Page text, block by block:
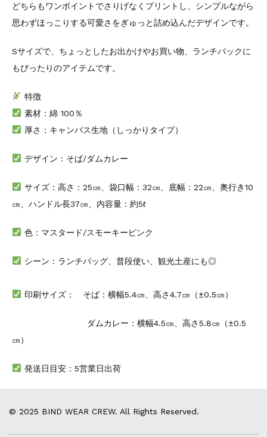
どちらもワンポイントでさりげなくプリントし、シンプルながら
思わずほっこりする可愛さをぎゅっと詰め込んだデザインです。
Sサイズで、ちょっとしたお出かけやお買い物、ランチパックに
もぴったりのアイテムです。
特徴
素材：綿 100％
厚さ：キャンバス生地（しっかりタイプ）
デザイン：そば/ダムカレー
サイズ：高さ：25㎝、袋口幅：32㎝、底幅：22㎝、奥行き10
㎝、ハンドル長37㎝、内容量：約5ℓ
色：マスタード/スモーキーピンク
シーン：ランチバッグ、普段使い、観光土産にも◎
印刷サイズ： そば：横幅5.4㎝、高さ4.7㎝（±0.5㎝）
ダムカレー：横幅4.5㎝、高さ5.8㎝（±0.5
㎝）
発送日目安：5営業日出荷
© 2025 BIND WEAR CREW. All Rights Reserved.